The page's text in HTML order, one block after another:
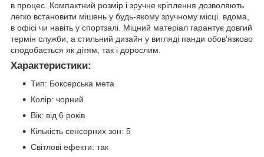
в процес. Компактний розмір і зручне кріплення дозволяють
легко встановити мішень у будь-якому зручному місці. вдома,
в офісі чи навіть у спортзалі. Міцний матеріал гарантує довгий
термін служби, а стильний дизайн у вигляді панди обов'язково
сподобається як дітям, так і дорослим.
Характеристики:
Тип: Боксерська мета
Колір: чорний
Вік: від 6 років
Кількість сенсорних зон: 5
Світлові ефекти: так